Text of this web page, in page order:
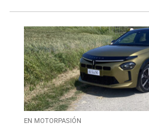
EN MOTORPASIÓN